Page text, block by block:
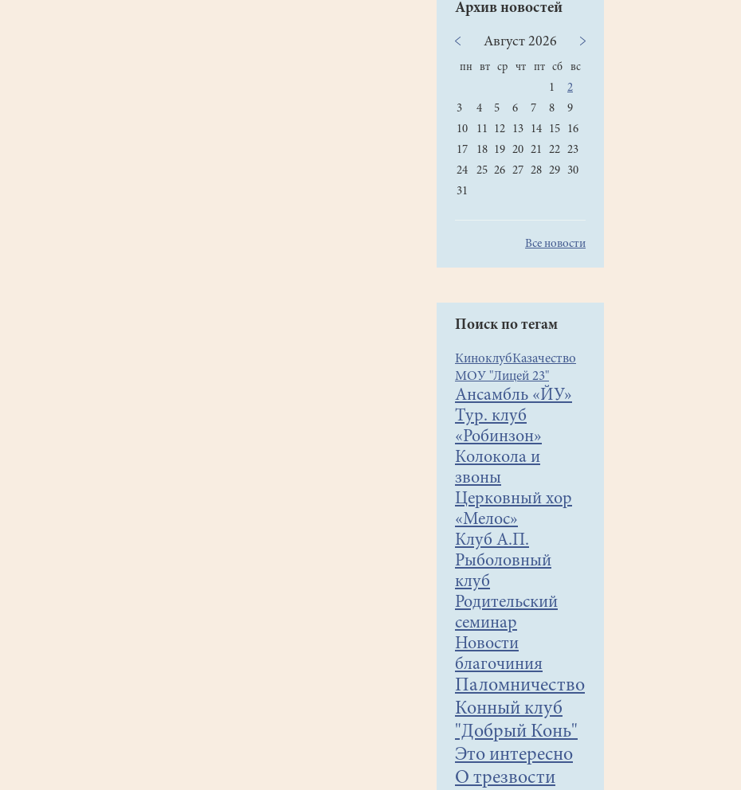
Архив новостей
Август 2026
пн вт ср чт пт сб вс
1
2
3
4 5 6 7 8
9
10
11 12 13 14 15
16
17
18 19 20 21 22 23
24
25 26 27 28 29
30
31
Все новости
Поиск по тегам
КиноклубКазачество
МОУ "Лицей 23"
Ансамбль «ЙУ»
Тур. клуб
«Робинзон»
Колокола и
звоны
Церковный хор
«Мелос»
Клуб А.П.
Рыболовный
клуб
Родительский
семинар
Новости
благочиния
Паломничество
Конный клуб
"Добрый Конь"
Это интересно
О трезвости